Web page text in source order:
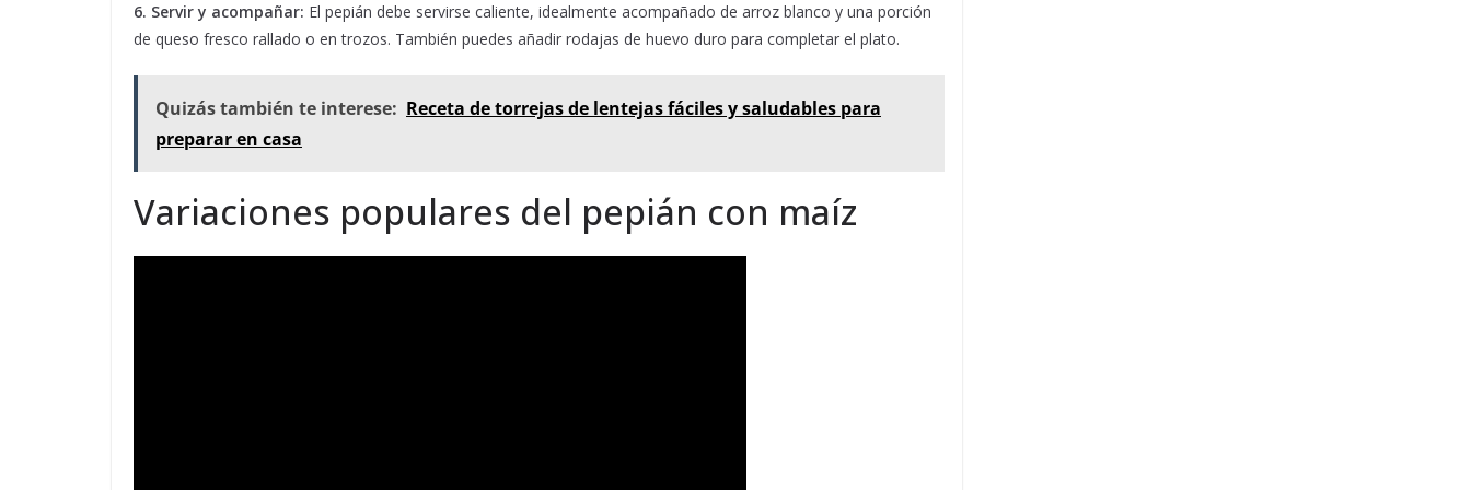
6. Servir y acompañar: El pepián debe servirse caliente, idealmente acompañado de arroz blanco y una porción
de queso fresco rallado o en trozos. También puedes añadir rodajas de huevo duro para completar el plato.
Quizás también te interese: Receta de torrejas de lentejas fáciles y saludables para
preparar en casa
Variaciones populares del pepián con maíz